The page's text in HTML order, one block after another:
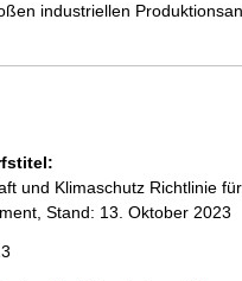
industriellen
und Klimaschutz Richtlinie
Stand: 13. Oktober 2023